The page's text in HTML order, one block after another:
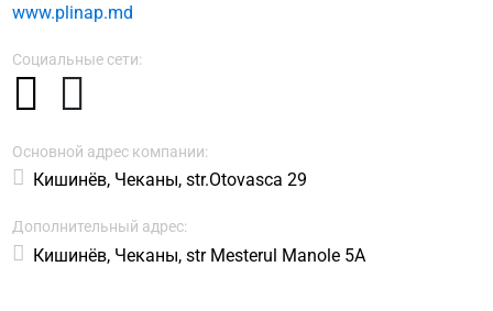
www.plinap.md
Социальные сети:
Основной адрес компании:
Кишинёв, Чеканы, str.Otovasca 29
Дополнительный адрес:
Кишинёв, Чеканы, str Mesterul Manole 5A